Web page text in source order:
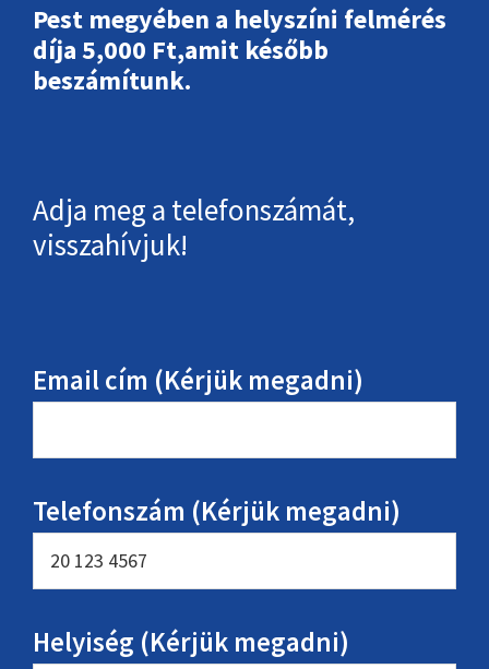
Pest megyében a helyszíni felmérés
díja 5,000 Ft,amit később
beszámítunk.
Adja meg a telefonszámát,
visszahívjuk!
Email cím (Kérjük megadni)
Telefonszám (Kérjük megadni)
Helyiség (Kérjük megadni)